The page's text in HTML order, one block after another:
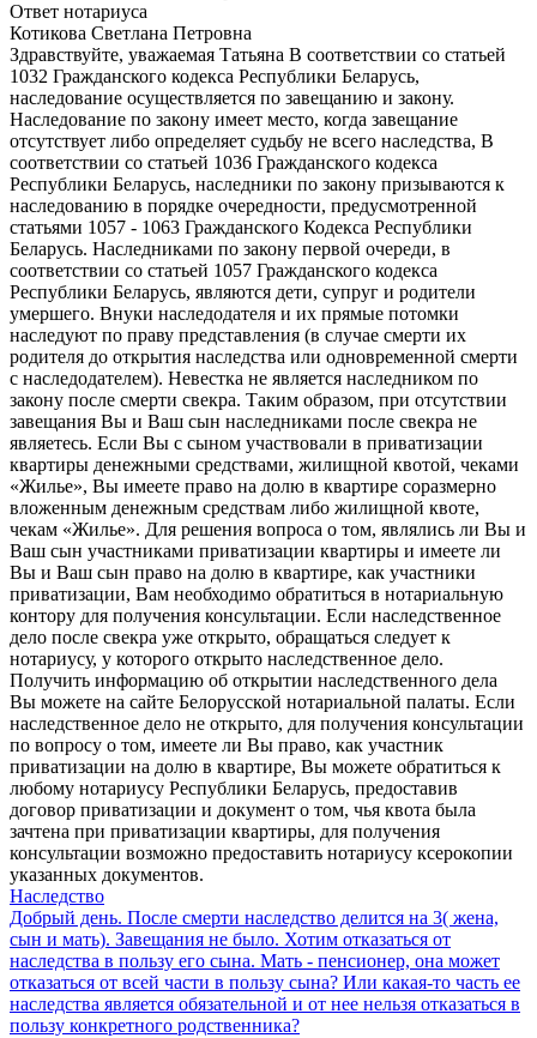
Ответ нотариуса
Котикова Светлана Петровна
Здравствуйте, уважаемая Татьяна В соответствии со статьей
1032 Гражданского кодекса Республики Беларусь,
наследование осуществляется по завещанию и закону.
Наследование по закону имеет место, когда завещание
отсутствует либо определяет судьбу не всего наследства, В
соответствии со статьей 1036 Гражданского кодекса
Республики Беларусь, наследники по закону призываются к
наследованию в порядке очередности, предусмотренной
статьями 1057 - 1063 Гражданского Кодекса Республики
Беларусь. Наследниками по закону первой очереди, в
соответствии со статьей 1057 Гражданского кодекса
Республики Беларусь, являются дети, супруг и родители
умершего. Внуки наследодателя и их прямые потомки
наследуют по праву представления (в случае смерти их
родителя до открытия наследства или одновременной смерти
с наследодателем). Невестка не является наследником по
закону после смерти свекра. Таким образом, при отсутствии
завещания Вы и Ваш сын наследниками после свекра не
являетесь. Если Вы с сыном участвовали в приватизации
квартиры денежными средствами, жилищной квотой, чеками
«Жилье», Вы имеете право на долю в квартире соразмерно
вложенным денежным средствам либо жилищной квоте,
чекам «Жилье». Для решения вопроса о том, являлись ли Вы и
Ваш сын участниками приватизации квартиры и имеете ли
Вы и Ваш сын право на долю в квартире, как участники
приватизации, Вам необходимо обратиться в нотариальную
контору для получения консультации. Если наследственное
дело после свекра уже открыто, обращаться следует к
нотариусу, у которого открыто наследственное дело.
Получить информацию об открытии наследственного дела
Вы можете на сайте Белорусской нотариальной палаты. Если
наследственное дело не открыто, для получения консультации
по вопросу о том, имеете ли Вы право, как участник
приватизации на долю в квартире, Вы можете обратиться к
любому нотариусу Республики Беларусь, предоставив
договор приватизации и документ о том, чья квота была
зачтена при приватизации квартиры, для получения
консультации возможно предоставить нотариусу ксерокопии
указанных документов.
Наследство
Добрый день. После смерти наследство делится на 3( жена,
сын и мать). Завещания не было. Хотим отказаться от
наследства в пользу его сына. Мать - пенсионер, она может
отказаться от всей части в пользу сына? Или какая-то часть ее
наследства является обязательной и от нее нельзя отказаться в
пользу конкретного родственника?